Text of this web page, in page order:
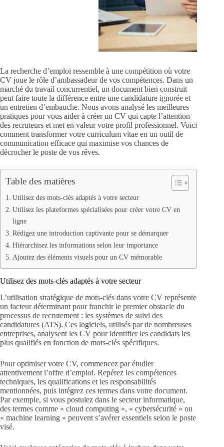
La recherche d’emploi ressemble à une compétition où votre
CV joue le rôle d’ambassadeur de vos compétences. Dans un
marché du travail concurrentiel, un document bien construit
peut faire toute la différence entre une candidature ignorée et
un entretien d’embauche. Nous avons analysé les meilleures
pratiques pour vous aider à créer un CV qui capte l’attention
des recruteurs et met en valeur votre profil professionnel. Voici
comment transformer votre curriculum vitae en un outil de
communication efficace qui maximise vos chances de
décrocher le poste de vos rêves.
Table des matières
Utilisez des mots-clés adaptés à votre secteur
Utilisez les plateformes spécialisées pour créer votre CV en
ligne
Rédigez une introduction captivante pour se démarquer
Hiérarchisez les informations selon leur importance
Ajoutez des éléments visuels pour un CV mémorable
Utilisez des mots-clés adaptés à votre secteur
L’utilisation stratégique de mots-clés dans votre CV représente
un facteur déterminant pour franchir le premier obstacle du
processus de recrutement : les systèmes de suivi des
candidatures (ATS). Ces logiciels, utilisés par de nombreuses
entreprises, analysent les CV pour identifier les candidats les
plus qualifiés en fonction de mots-clés spécifiques.
Pour optimiser votre CV, commencez par étudier
attentivement l’offre d’emploi. Repérez les compétences
techniques, les qualifications et les responsabilités
mentionnées, puis intégrez ces termes dans votre document.
Par exemple, si vous postulez dans le secteur informatique,
des termes comme « cloud computing », « cybersécurité » ou
« machine learning » peuvent s’avérer essentiels selon le poste
visé.